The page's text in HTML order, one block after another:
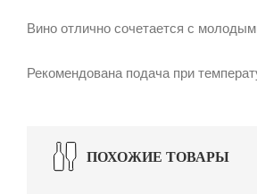
Вино отлично сочетается с
Рекомендована подача при
ПОХОЖИЕ ТОВАРЫ